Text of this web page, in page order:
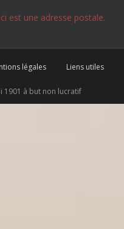
est une adresse postale.
légales Liens utiles
1901 à but non lucratif